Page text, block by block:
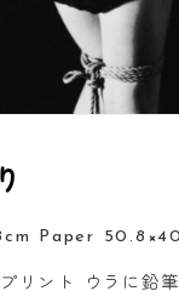
Paper
リント ウラに鉛